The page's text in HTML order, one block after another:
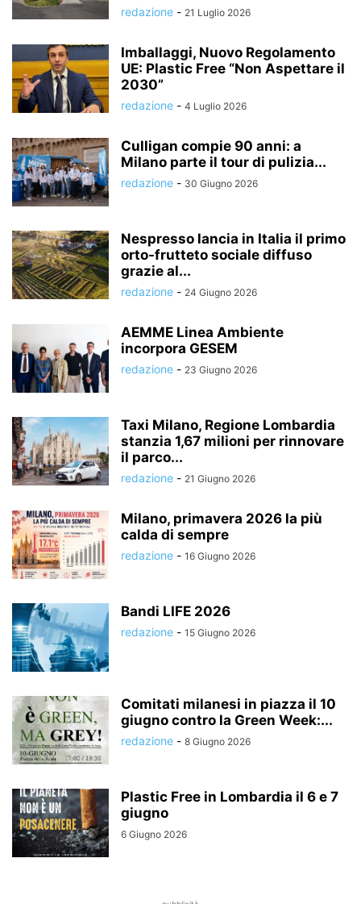
redazione - 21 Luglio 2026
Imballaggi, Nuovo Regolamento
UE: Plastic Free “Non Aspettare il
2030”
redazione - 4 Luglio 2026
Culligan compie 90 anni: a
Milano parte il tour di pulizia...
redazione - 30 Giugno 2026
Nespresso lancia in Italia il primo
orto-frutteto sociale diffuso
grazie al...
redazione - 24 Giugno 2026
AEMME Linea Ambiente
incorpora GESEM
redazione - 23 Giugno 2026
Taxi Milano, Regione Lombardia
stanzia 1,67 milioni per rinnovare
il parco...
redazione - 21 Giugno 2026
Milano, primavera 2026 la più
calda di sempre
redazione - 16 Giugno 2026
Bandi LIFE 2026
redazione - 15 Giugno 2026
Comitati milanesi in piazza il 10
giugno contro la Green Week:...
redazione - 8 Giugno 2026
Plastic Free in Lombardia il 6 e 7
giugno
6 Giugno 2026